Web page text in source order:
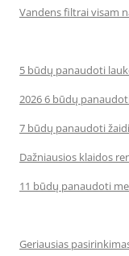
Vandens filtrai visam
5 būdų panaudoti
2026 6 būdų
7 būdų panaudoti
Dažniausios klaidos
11 būdų panaudoti
Geriausias